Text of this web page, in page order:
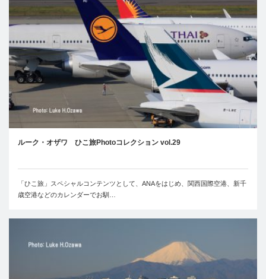
ルーク・オザワ ひこ旅Photoコレクション vol.29
「ひこ旅」スペシャルコンテンツとして、ANAをはじめ、関西国際空港、新千
歳空港などのカレンダーでお馴…